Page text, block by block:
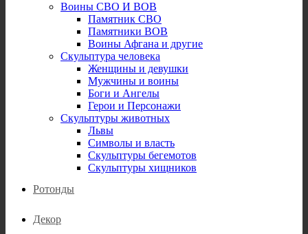
Воины СВО И ВОВ
Памятник СВО
Памятники ВОВ
Воины Афгана и другие
Скульптура человека
Женщины и девушки
Мужчины и воины
Боги и Ангелы
Герои и Персонажи
Скульптуры животных
Львы
Символы и власть
Скульптуры бегемотов
Скульптуры хищников
Ротонды
Декор